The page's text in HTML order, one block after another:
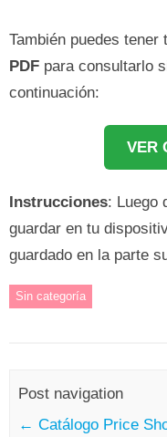
También puedes
PDF para consultarlo
continuación:
VER
Instrucciones: Luego
guardar en tu
guardado en la parte
Sin categoría
Post navigation
← Catálogo Price